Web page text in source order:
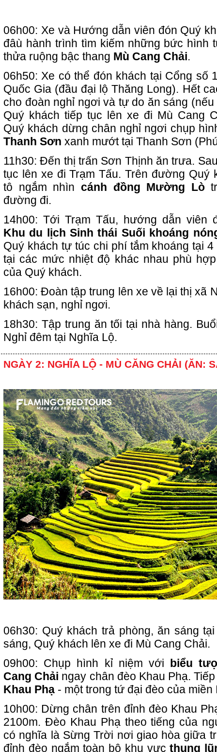
06h00: Xe và Hướng dẫn viên đón Quý
đâù hành trình tìm kiếm những bức hình
thửa ruộng bậc thang Mù Cang Chải.
06h50: Xe có thể đón khách tại Cổng số
Quốc Gia (đầu đại lộ Thăng Long). Hết
cho đoàn nghỉ ngơi và tự do ăn sáng
Quý khách tiếp tục lên xe đi Mù Cang
Quý khách dừng chân nghỉ ngơi chụp
Thanh Sơn xanh mướt tại Thanh Sơn
11h30: Đến thị trấn Sơn Thịnh ăn trưa.
tục lên xe đi Trạm Tấu. Trên đường Quý
tô ngắm nhìn cánh đồng Mường Lò
đường đi.
14h00: Tới Trạm Tấu, hướng dẫn viên
Khu du lịch Sinh thái Suối khoáng
Quý khách tự túc chi phí tắm khoáng tại
tại các mức nhiệt độ khác nhau phù
của Quý khách.
16h00: Đoàn tập trung lên xe về lại thị xã
khách sạn, nghỉ ngơi.
18h30: Tập trung ăn tối tại nhà hàng.
Nghỉ đêm tại Nghĩa Lộ.
NGÀY 2: NGHĨA LỘ - MÙ CĂNG CHẢI (ĂN:
06h30: Quý khách trả phòng, ăn sáng
sáng, Quý khách lên xe đi Mù Cang Chải.
09h00: Chụp hình kỉ niệm với
biểu
Cang Chải ngay chân đèo Khau Phạ.
Khau Phạ - một trong tứ đại đèo của miền
10h00: Dừng chân trên đỉnh đèo Khau
2100m. Đèo Khau Phạ theo tiếng của
có nghĩa là Sừng Trời nơi giao hòa giữa
đỉnh đèo ngắm toàn bộ khu vựcthung